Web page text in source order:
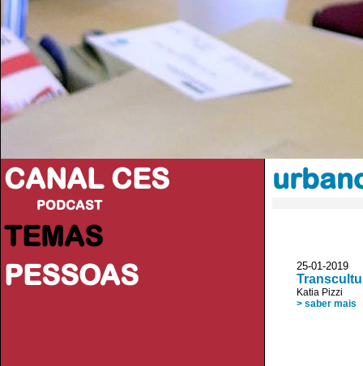
CANAL CES
PODCAST
TEMAS
PESSOAS
25-01-
Katia Pizzi
> saber mais